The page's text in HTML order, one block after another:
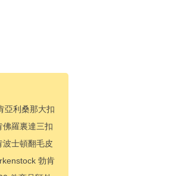
亞利桑那大扣
608.7元）
佛羅裏達三扣
元）
波士頓翻毛皮
約811.6元）
勃肯